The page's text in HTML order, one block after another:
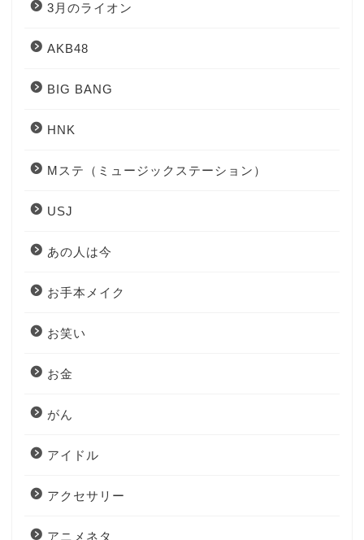
3月のライオン
AKB48
BIG BANG
HNK
Mステ（ミュージックステーション）
USJ
あの人は今
お手本メイク
お笑い
お金
がん
アイドル
アクセサリー
アニメネタ